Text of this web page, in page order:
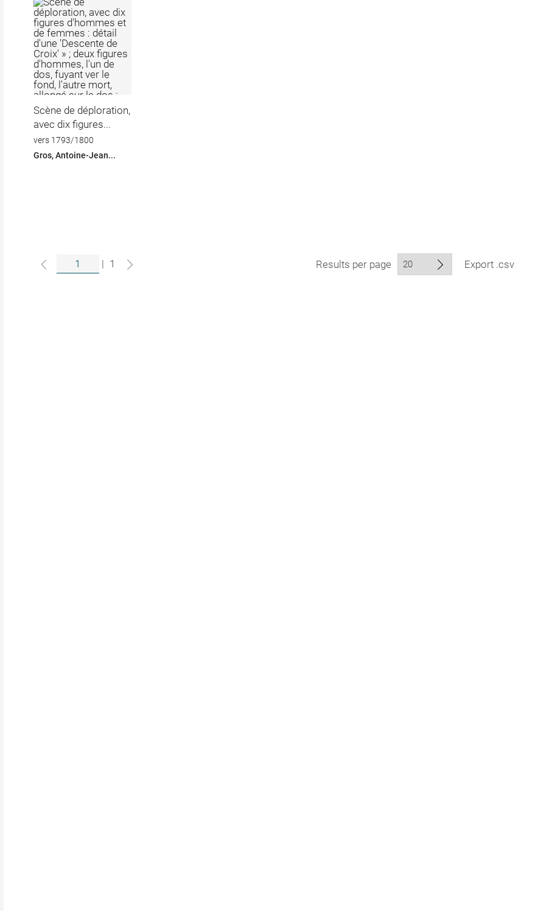
Scène de déploration,
avec dix figures...
vers 1793/1800
Gros, Antoine-Jean...
| 1 Results per page Export .csv